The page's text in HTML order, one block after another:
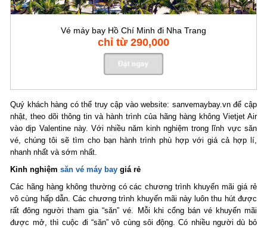
Vé máy bay Hồ Chí Minh đi Nha Trang
chỉ từ 290,000
Quý khách hàng có thể truy cập vào website: sanvemaybay.vn để cập
nhật, theo dõi thông tin và hành trình của hãng hàng không Vietjet Air
vào dịp Valentine này. Với nhiều năm kinh nghiệm trong lĩnh vực săn
vé, chúng tôi sẽ tìm cho bạn hành trình phù hợp với giá cả hợp lí,
nhanh nhất và sớm nhất.
Kinh nghiệmsăn vé máy bay giá rẻ
Các hãng hàng không thường có các chương trình khuyến mãi giá rẻ
vô cùng hấp dẫn. Các chương trình khuyến mãi này luôn thu hút được
rất đông người tham gia “săn” vé. Mỗi khi cổng bán vé khuyến mãi
được mở, thì cuộc đi “săn” vô cùng sôi động. Có nhiều người dù bỏ